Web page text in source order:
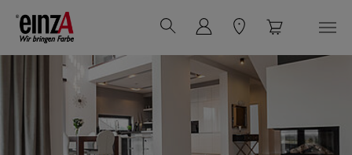
Zum Hauptinhalt springen